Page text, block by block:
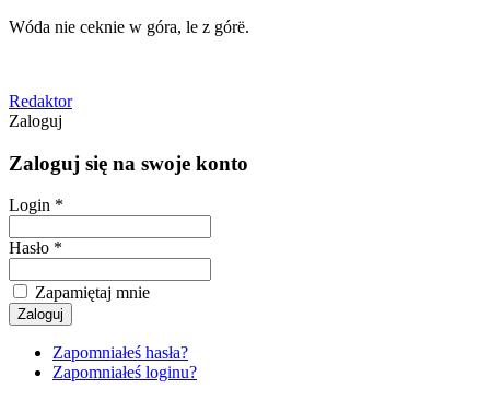
Wóda nie ceknie w góra, le z górë.
Redaktor
Zaloguj
Zaloguj się na swoje konto
Login *
Hasło *
Zapamiętaj mnie
Zapomniałeś hasła?
Zapomniałeś loginu?